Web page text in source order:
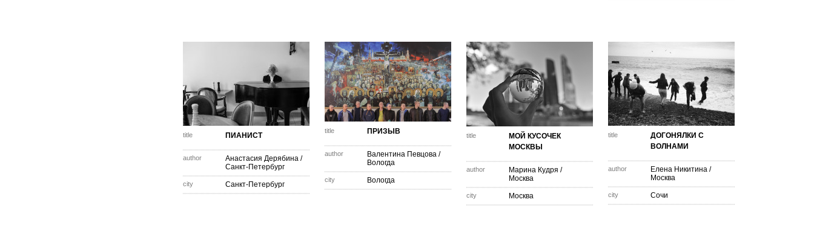
title ПИАНИСТ
author Анастасия Дерябина /
Санкт-Петербург
city Санкт-Петербург
title ПРИЗЫВ
author Валентина Певцова /
Вологда
city Вологда
title
МОЙ КУСОЧЕК
МОСКВЫ
author Марина Кудря /
Москва
city Москва
title
ДОГОНЯЛКИ С
ВОЛНАМИ
author Елена Никитина /
Москва
city Сочи